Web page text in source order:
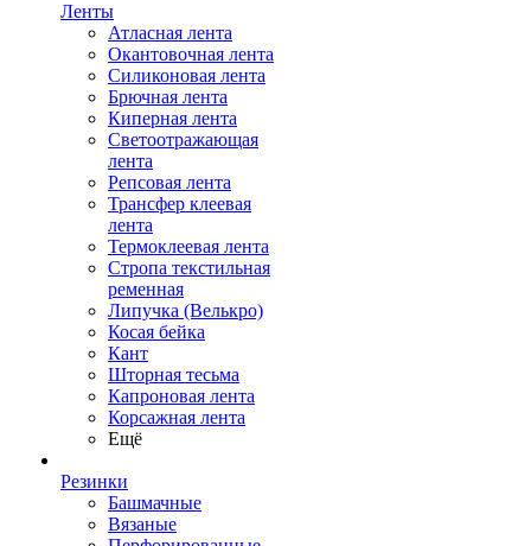
Ленты
Атласная лента
Окантовочная лента
Силиконовая лента
Брючная лента
Киперная лента
Светоотражающая
лента
Репсовая лента
Трансфер клеевая
лента
Термоклеевая лента
Стропа текстильная
ременная
Липучка (Велькро)
Косая бейка
Кант
Шторная тесьма
Капроновая лента
Корсажная лента
Ещё
Резинки
Башмачные
Вязаные